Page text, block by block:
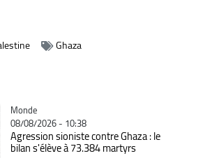
Ghaza
Catégorie
Monde
08/08/2026 - 10:38
Agression sioniste contre Ghaza : le
bilan s'élève à 73.384 martyrs